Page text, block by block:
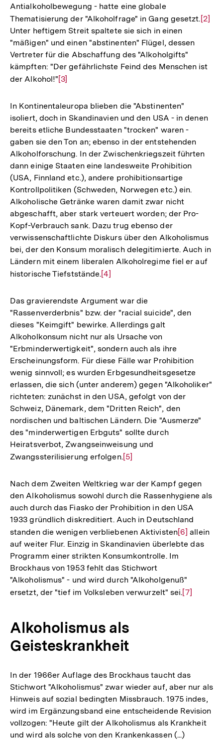
Antialkoholbewegung - hatte eine globale
Thematisierung der "Alkoholfrage" in Gang gesetzt. Zur
[2]
Unter heftigem Streit spaltete sie sich in einen
"mäßigen" und einen "abstinenten" Flügel, dessen
Vertreter für die Abschaffung des "Alkoholgifts"
kämpften: "Der gefährlichste Feind des Menschen ist
der Alkohol!"Zur
der
Fußnote
[3]
In Kontinentaleuropa blieben die "Abstinenten"
isoliert, doch in Skandinavien und den USA - in denen
bereits etliche Bundesstaaten "trocken" waren -
gaben sie den Ton an; ebenso in der entstehenden
Alkoholforschung. In der Zwischenkriegszeit führten
dann einige Staaten eine landesweite Prohibition
(USA, Finnland etc.), andere prohibitionsartige
Kontrollpolitiken (Schweden, Norwegen etc.) ein.
Alkoholische Getränke waren damit zwar nicht
abgeschafft, aber stark verteuert worden; der Pro-
Kopf-Verbrauch sank. Dazu trug ebenso der
verwissenschaftlichte Diskurs über den Alkoholismus
bei, der den Konsum moralisch delegitimierte. Auch in
Ländern mit einem liberalen Alkoholregime fiel er auf
historische Tiefststände.Zur
der
Fußnote
[4]
Das gravierendste Argument war die
"Rassenverderbnis" bzw. der "racial suicide", den
dieses "Keimgift" bewirke. Allerdings galt
Alkoholkonsum nicht nur als Ursache von
"Erbminderwertigkeit", sondern auch als ihre
Erscheinungsform. Für diese Fälle war Prohibition
wenig sinnvoll; es wurden Erbgesundheitsgesetze
erlassen, die sich (unter anderem) gegen "Alkoholiker"
richteten: zunächst in den USA, gefolgt von der
Schweiz, Dänemark, dem "Dritten Reich", den
nordischen und baltischen Ländern. Die "Ausmerze"
des "minderwertigen Erbguts" sollte durch
Heiratsverbot, Zwangseinweisung und
Zwangssterilisierung erfolgen.Zur
der
Fußnote
[5]
Nach dem Zweiten Weltkrieg war der Kampf gegen
den Alkoholismus sowohl durch die Rassenhygiene als
auch durch das Fiasko der Prohibition in den USA
1933 gründlich diskreditiert. Auch in Deutschland
standen die wenigen verbliebenen AktivistenZur
Auflösung
der
[6] allein
auf weiter Flur. Einzig in Skandinavien überlebte das
Programm einer strikten Konsumkontrolle. Im
Brockhaus von 1953 fehlt das Stichwort
"Alkoholismus" - und wird durch "Alkoholgenuß"
ersetzt, der "tief im Volksleben verwurzelt" sei.Zur
[7]
Alkoholismus als
Geisteskrankheit
In der 1966er Auflage des Brockhaus taucht das
Stichwort "Alkoholismus" zwar wieder auf, aber nur als
Hinweis auf sozial bedingten Missbrauch. 1975 indes,
wird im Ergänzungsband eine entscheidende Revision
vollzogen: "Heute gilt der Alkoholismus als Krankheit
und wird als solche von den Krankenkassen (...)